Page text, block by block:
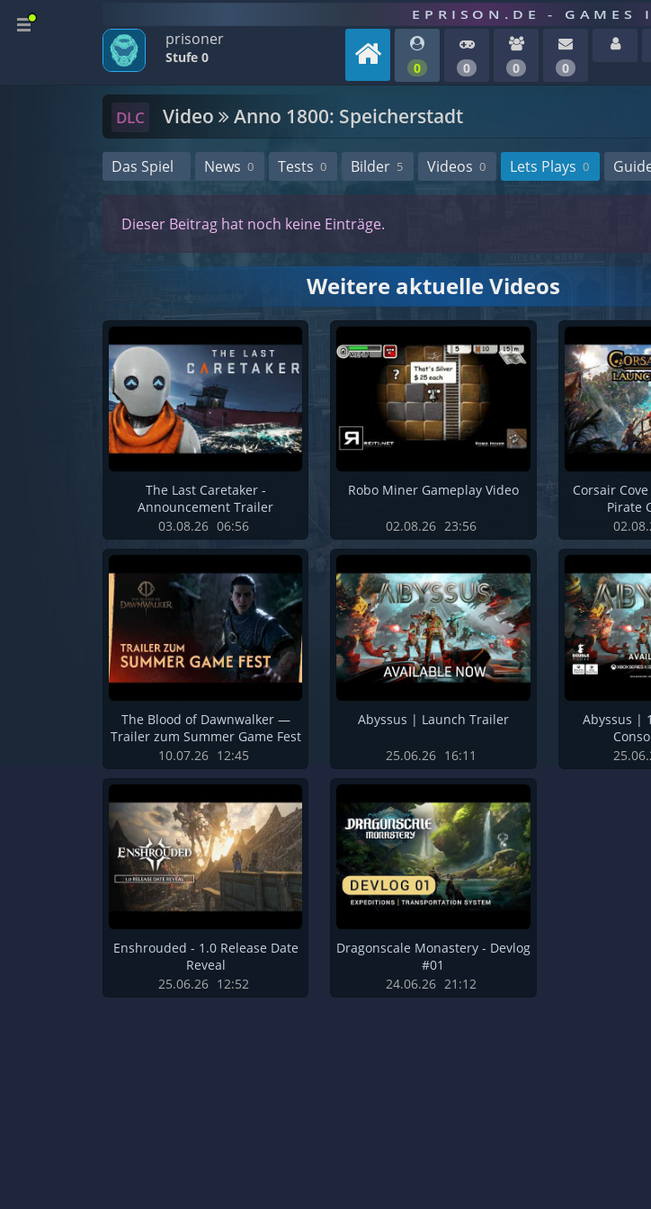
EPRISON.DE - GAMES
prisoner
Stufe 0
0 0 0 0
DLC Video Anno 1800: Speicherstadt
Das Spiel News 0 Tests 0 Bilder 5 Videos 0 Lets Plays 0
Dieser Beitrag hat noch keine Einträge.
Weitere aktuelle Videos
The Last Caretaker -
Announcement Trailer
03.08.26 06:56
Robo Miner Gameplay Video
02.08.26 23:56
Corsair
Pirate
The Blood of Dawnwalker —
Trailer zum Summer Game Fest
10.07.26 12:45
Abyssus | Launch Trailer
25.06.26 16:11
Abyssus |
Enshrouded - 1.0 Release Date
Reveal
25.06.26 12:52
Dragonscale Monastery - Devlog
#01
24.06.26 21:12